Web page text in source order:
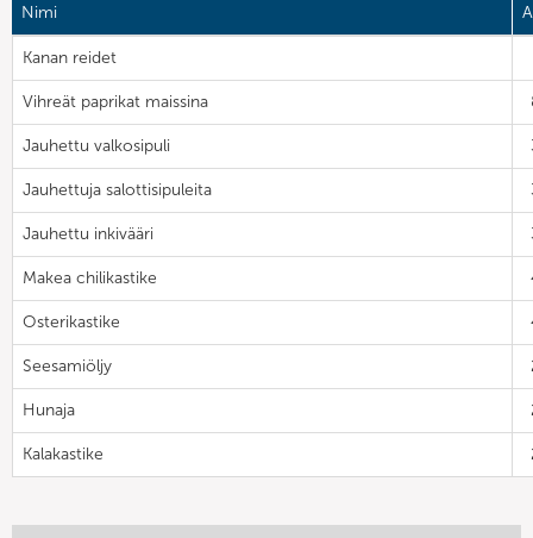
Nimi
Kanan reidet
Vihreät paprikat maissina
Jauhettu valkosipuli
Jauhettuja salottisipuleita
Jauhettu inkivääri
Makea chilikastike
Osterikastike
Seesamiöljy
Hunaja
Kalakastike